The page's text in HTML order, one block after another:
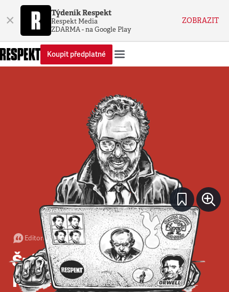
× Týdeník Respekt
Respekt Media
ZDARMA - na Google Play
ZOBRAZIT
Koupit předplatné
Editorial•14. 7. 2024 •3minuty
Špinavé řeči Kateřiny
Konečné